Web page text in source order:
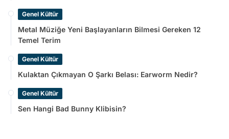
Genel Kültür
Metal Müziğe Yeni Başlayanların Bilmesi Gereken 12
Temel Terim
Genel Kültür
Kulaktan Çıkmayan O Şarkı Belası: Earworm Nedir?
Genel Kültür
Sen Hangi Bad Bunny Klibisin?